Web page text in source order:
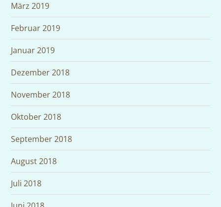
März 2019
Februar 2019
Januar 2019
Dezember 2018
November 2018
Oktober 2018
September 2018
August 2018
Juli 2018